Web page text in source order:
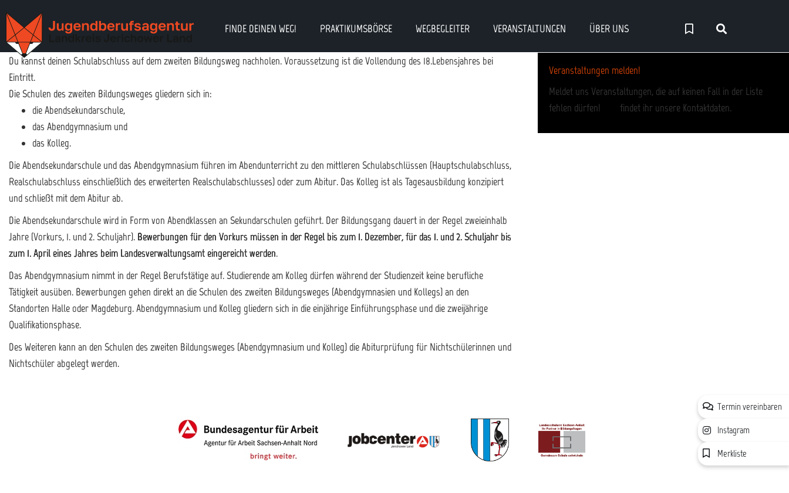
FINDE DEINEN WEG! PRAKTIKUMSBÖRSE WEGBEGLEITER VERANSTALTUNGEN ÜBER UNS
Termin vereinbaren
Instagram
Merkliste
Du kannst deinen Schulabschluss auf dem zweiten Bildungsweg nachholen. Voraussetzung ist die Vollendung des 18.Lebensjahres bei
Eintritt.
Die Schulen des zweiten Bildungsweges gliedern sich in:
die Abendsekundarschule,
das Abendgymnasium und
das Kolleg.
Die Abendsekundarschule und das Abendgymnasium führen im Abendunterricht zu den mittleren Schulabschlüssen (Hauptschulabschluss,
Realschulabschluss einschließlich des erweiterten Realschulabschlusses) oder zum Abitur. Das Kolleg ist als Tagesausbildung konzipiert
und schließt mit dem Abitur ab.
Die Abendsekundarschule wird in Form von Abendklassen an Sekundarschulen geführt. Der Bildungsgang dauert in der Regel zweieinhalb
Jahre (Vorkurs, 1. und 2. Schuljahr). Bewerbungen für den Vorkurs müssen in der Regel bis zum 1. Dezember, für das 1. und 2. Schuljahr bis
zum 1. April eines Jahres beim Landesverwaltungsamt eingereicht werden.
Das Abendgymnasium nimmt in der Regel Berufstätige auf. Studierende am Kolleg dürfen während der Studienzeit keine berufliche
Tätigkeit ausüben. Bewerbungen gehen direkt an die Schulen des zweiten Bildungsweges (Abendgymnasien und Kollegs) an den
Standorten Halle oder Magdeburg. Abendgymnasium und Kolleg gliedern sich in die einjährige Einführungsphase und die zweijährige
Qualifikationsphase.
Des Weiteren kann an den Schulen des zweiten Bildungsweges (Abendgymnasium und Kolleg) die Abiturprüfung für Nichtschülerinnen und
Nichtschüler abgelegt werden.
Veranstaltungen melden!
Meldet uns Veranstaltungen, die auf keinen Fall in der Liste
fehlen dürfen!
findet ihr unsere Kontaktdaten.